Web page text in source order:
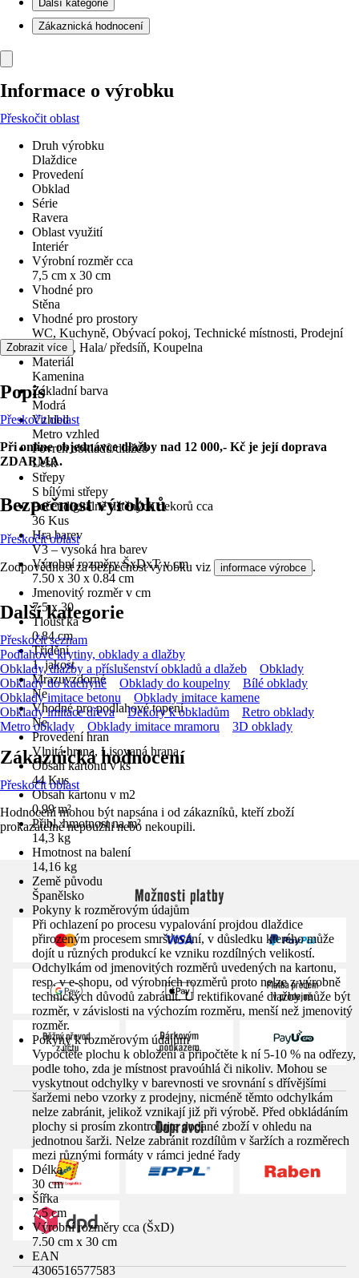
Další kategorie
Zákaznická hodnocení
Informace o výrobku
Přeskočit oblast
Druh výrobku
Dlaždice
Provedení
Obklad
Série
Ravera
Oblast využití
Interiér
Výrobní rozměr cca
7,5 cm x 30 cm
Vhodné pro
Stěna
Vhodné pro prostory
WC, Kuchyně, Obývací pokoj, Technické místnosti, Prodejní
prostory, Hala/ předsíň, Koupelna
Materiál
Kamenina
Základní barva
Modrá
Vzhled
Metro vzhled
Povrch obkladů/dlažeb
Lesk
Střepy
S bílými střepy
Počet digitálně tištěných dekorů cca
36 Kus
Hra barev
V3 – vysoká hra barev
Výrobní rozměry ŠxDxT v cm
7.50 x 30 x 0.84 cm
Jmenovitý rozměr v cm
7,5 x 30
Tloušťka
0,84 cm
Třídění
1. jakost
Mrazuvzdorné
Ne
Vhodné pro podlahové topení
Ne
Provedení hran
Vlnitá hrana, Lisovaná hrana
Obsah kartonu v ks
44 Kus
Obsah kartonu v m2
0,99 m²
Přibl. hmotnost na m²
14,3 kg
Hmotnost na balení
14,16 kg
Země původu
Španělsko
Pokyny k rozměrovým údajům
Při ochlazení po procesu vypalování projdou dlaždice
přirozeným procesem smršťování, v důsledku kterého může
dojít u různých produkcí ke vzniku rozdílných velikostí.
Odchylkám od jmenovitých rozměrů uvedených na kartonu,
resp. v e-shopu, od výrobních rozměrů proto nelze z výrobně
technických důvodů zabránit. U rektifikované dlažby může být
rozměr, v závislosti na výchozím rozměru, menší než jmenovitý
rozměr.
Pokyny k rozměrovým údajům
Vypočtěte plochu k obložení a připočtěte k ní 5-10 % na odřezy,
podle toho, zda je místnost pravoúhlá či nikoliv. Mohou se
vyskytnout odchylky v barevnosti ve srovnání s dřívějšími
šaržemi nebo vzorky z prodejny, nicméně těmto odchylkám
nelze zabránit, jelikož vznikají již při výrobě. Před obkládáním
plochy si prosím zkontrolujte dodané zboží v ohledu na
jednotnou šarži. Nelze zabránit rozdílům v šaržích a rozměrech
mezi různými formáty v rámci jedné řady
Délka
30 cm
Šířka
7,5 cm
Výrobní rozměry cca (ŠxD)
7.50 cm x 30 cm
EAN
4306516577583
Zobrazit více
Popis
Přeskočit oblast
Při online objednávce dlažby nad 12 000,- Kč je její doprava
ZDARMA.
Bezpečnost výrobků
Přeskočit oblast
Zodpovědnost za bezpečnost výrobku viz informace výrobce .
Další kategorie
Přeskočit seznam
Podlahové krytiny, obklady a dlažby
Obklady, dlažby a příslušenství obkladů a dlažeb
Obklady
Obklady do kuchyně
Obklady do koupelny
Bílé obklady
Obklady imitace betonu
Obklady imitace kamene
Obklady imitace dřeva
Dekory k obkladům
Retro obklady
Metro obklady
Obklady imitace mramoru 3D obklady
Zákaznická hodnocení
Přeskočit oblast
Hodnocení mohou být napsána i od zákazníků, kteří zboží
prokazatelně nepoužili nebo nekoupili.
Možnosti platby
Dopravci